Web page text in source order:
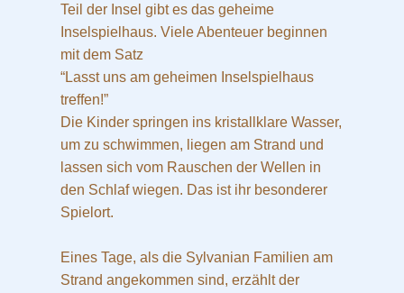
Teil der Insel gibt es das geheime
Inselspielhaus. Viele Abenteuer beginnen
mit dem Satz
“Lasst uns am geheimen Inselspielhaus
treffen!”
Die Kinder springen ins kristallklare Wasser,
um zu schwimmen, liegen am Strand und
lassen sich vom Rauschen der Wellen in
den Schlaf wiegen. Das ist ihr besonderer
Spielort.
Eines Tage, als die Sylvanian Familien am
Strand angekommen sind, erzählt der